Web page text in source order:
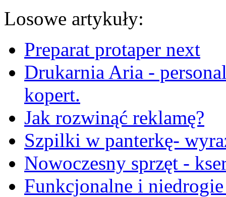
Losowe artykuły:
Preparat protaper next
Drukarnia Aria -
kopert.
Jak rozwinąć reklamę?
Szpilki w panterkę-
Nowoczesny sprzęt -
Funkcjonalne i